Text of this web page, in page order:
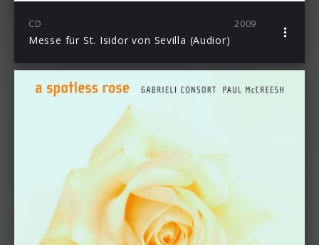
CD 2009
Messe für St. Isidor von Sevilla (Audior)